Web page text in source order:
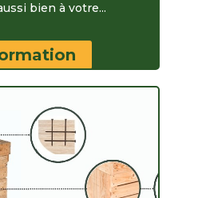
bien à votre...